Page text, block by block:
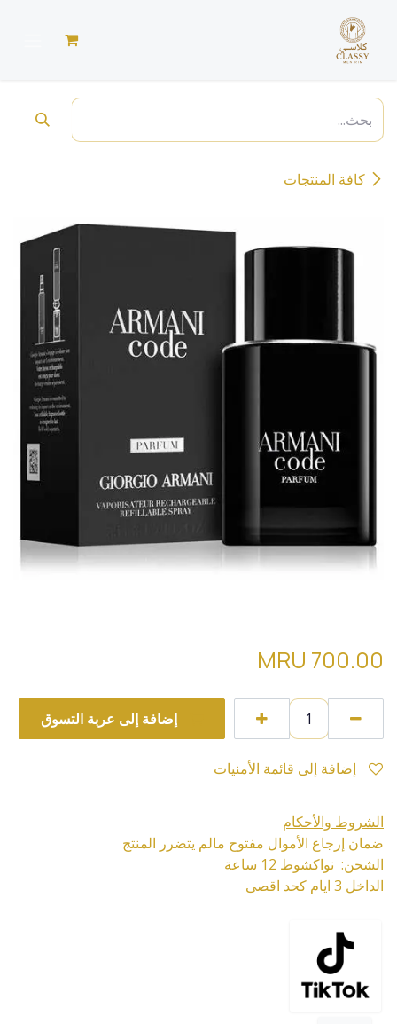
كافة المنتجات
700.00
إضافة إلى عربة التسوق
الشروط والأحكام
ضمان إرجاع الأموال مفتوح مالم يتضرر المنتج
الشحن: نواكشوط 12 ساعة
الداخل 3 ايام كحد اقصى